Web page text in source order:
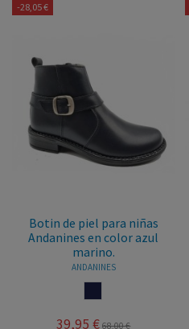
-28,05 €
Botin de piel para niñas
Andanines en color azul
marino.
ANDANINES
39,95 € 68,00 €